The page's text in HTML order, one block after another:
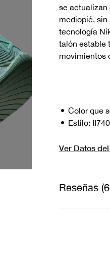
se actualizan
mediopié, sin
tecnología
talón estable
movimientos
Color que
Estilo:
Ver Datos
Reseñas